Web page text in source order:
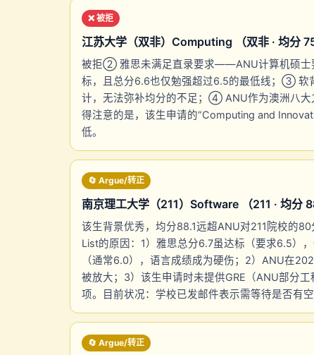
❌ 被拒
江苏大学（双非）Computing （双非 · 均分
被拒② 雅思未满足直录要求——ANU计算机硕士
标，且总分6.6也仅勉强超过6.5的最低线；③
计，无法弥补均分的不足；④ ANU作为澳洲八大
得注意的是，该生申请的“Computing and
低。
🔄 Argue/转正
南京理工大学（211）Software （211 · 均分
该生背景优秀，均分88.1远超ANU对211院校的
List的原因：1）雅思总分6.7虽达标（要求6.5）
（通常6.0），语言成绩成为硬伤；2）ANU在
被放大；3）该生申请时未提供GRE（ANU部分
项。目前状况：学校已发邮件表示需等待是否有
🔄 Argue/转正